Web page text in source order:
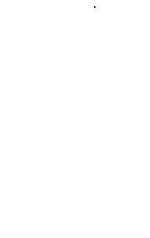
sur mesure, des